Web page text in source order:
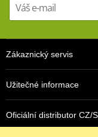
1 592 Kč
Skladem
Lehká textilní podšívka
Bříško dlaně s
Kůže na prstech
Skryté měkké
Zákaznický servis
Užitečné informace
Oficiální distributor CZ/